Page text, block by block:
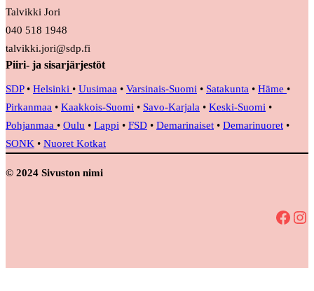
Talvikki Jori
040 518 1948
talvikki.jori@sdp.fi
Piiri- ja sisarjärjestöt
SDP• Helsinki • Uusimaa • Varsinais-Suomi • Satakunta • Häme •
Pirkanmaa • Kaakkois-Suomi • Savo-Karjala • Keski-Suomi •
Pohjanmaa • Oulu • Lappi • FSD • Demarinaiset • Demarinuoret •
SONK • Nuoret Kotkat
© 2024 Sivuston nimi
Facebook Instagram